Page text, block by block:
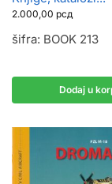
2.000,00 рсд
šifra: BOOK 213
Dodaj u